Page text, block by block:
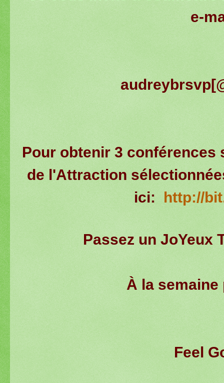
e-
Pour obtenir 3 conférences
de l'Attraction
ici: http://
Passez un JoYeux
À la
Feel